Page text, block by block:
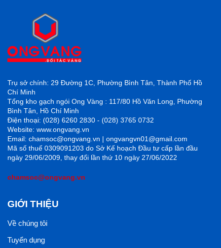
Ong Vàng xinchúc các b cùng G ia đình mình
em nhân viên công ty, các quý khách hàng, quý đối tác, sẽ
có mộtmùa trăng tròn ấm áp và tràn ngập yêu thươngbên
Trụ sở chính: 29 Đường 1C, Phường Bình Tân, Thành Phố Hồ
Chí Minh
Tổng kho gạch ngói Ong Vàng : 117/80 Hồ Văn Long, Phường
Bình Tân, Hồ Chí Minh
Điện thoại: (028) 6260 2830 - (028) 3765 0732
Website: www.ongvang.vn
Email: chamsoc@ongvang.vn | ongvangvn01@gmail.com
Mã số thuế 0309091203 do Sở Kế hoạch Đầu tư cấp lần đầu
ngày 29/06/2009, thay đổi lần thứ 10 ngày 27/06/2022
chamsoc@ongvang.vn
GIỚI THIỆU
Về chúng tôi
Tuyển dụng